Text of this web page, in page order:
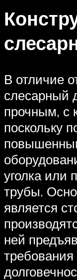
В отличие
слесарный
прочным, с
поскольку
уголка или
трубы.
является
ней